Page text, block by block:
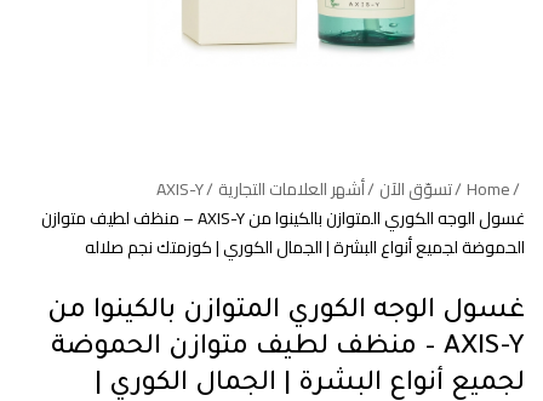
Home تسوّق الآن أشهر العلامات التجارية AXIS-Y
غسول الوجه الكوري المتوازن بالكينوا من AXIS-Y – منظف لطيف متوازن
الحموضة لجميع أنواع البشرة | الجمال الكوري | كوزمتك نجم صلاله
غسول الوجه الكوري المتوازن بالكينوا من
AXIS-Y – منظف لطيف متوازن الحموضة
لجميع أنواع البشرة | الجمال الكوري |